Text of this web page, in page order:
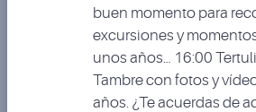
buen momento para
excursiones y
unos años… 16:00
Tambre con fotos y
años. ¿Te acuerdas de